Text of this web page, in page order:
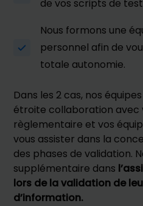
de vos scripts de
Nous formons une
personnel afin de
totale autonomie.
Dans les 2 cas, nos
étroite collaboration avec
règlementaire et vos
vous assister dans la
des phases de validation.
supplémentaire dans
lors de la validation de
d’information.